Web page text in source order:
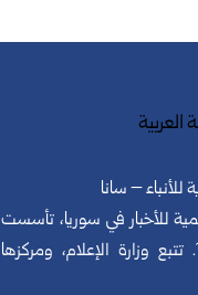
للأنباء – سانا
للأخبار في سوريا، تأسست
في 24 يونيو 1965. تتبع وزارة الإعلام، ومركزها